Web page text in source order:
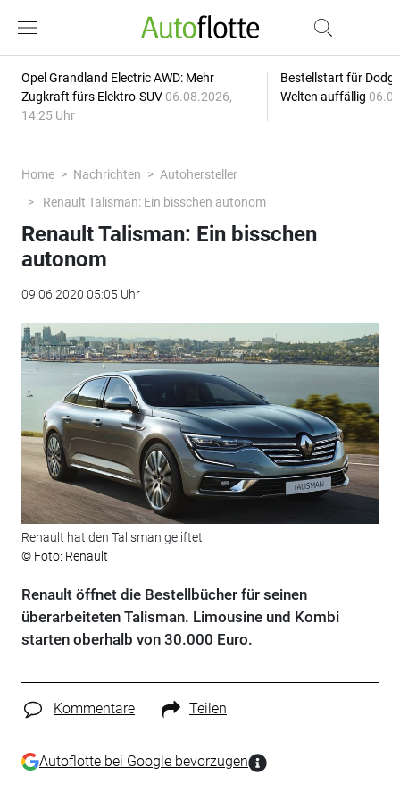
Opel Grandland Electric AWD: Mehr
Zugkraft fürs Elektro-SUV 06.08.2026,
14:25 Uhr
Bestellstart für
Welten auffällig
Home Nachrichten
Autohersteller
Renault Talisman: Ein bisschen autonom
Renault Talisman: Ein bisschen
autonom
09.06.2020 05:05 Uhr
Renault hat den Talisman geliftet.
© Foto: Renault
Renault öffnet die Bestellbücher für seinen
überarbeiteten Talisman. Limousine und Kombi
starten oberhalb von 30.000 Euro.
Kommentare Teilen
Autoflotte bei Google bevorzugen